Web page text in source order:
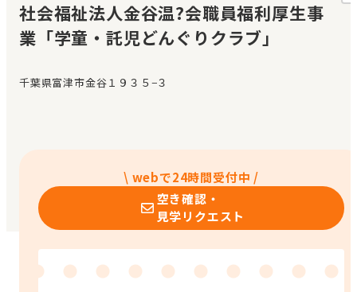
おすすめの園
コラム
お知らせ
社会福祉法人金谷温?会職員福利厚生事
業「学童・託児どんぐりクラブ」
千葉県富津市金谷１９３５−３
\ webで24時間受付中 /
空き確認・
見学リクエスト